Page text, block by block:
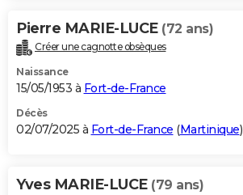
Pierre MARIE-LUCE (72 ans)
Créer une cagnotte obsèques
Naissance
15/05/1953 à Fort-de-France
Décès
02/07/2025 à Fort-de-France (Martinique)
Yves MARIE-LUCE (79 ans)